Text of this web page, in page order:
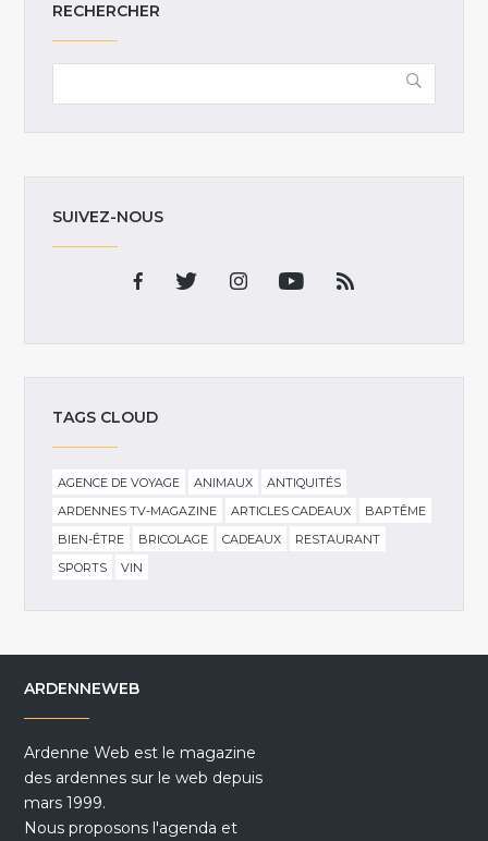
RECHERCHER
SUIVEZ-NOUS
TAGS CLOUD
AGENCE DE VOYAGE ANIMAUX
ANTIQUITÉS
ARDENNES TV-MAGAZINE
ARTICLES CADEAUX
BAPTÊME
BIEN-ÊTRE
BRICOLAGE CADEAUX
RESTAURANT
SPORTS
VIN
ARDENNEWEB
Ardenne Web est le magazine
des ardennes sur le web depuis
mars 1999.
Nous proposons l'agenda et